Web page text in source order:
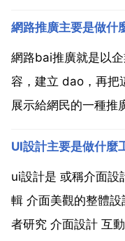
網路bai推廣就是以
容，建立 dao，再把
展示給網民的一種推
際網路bai上建立du
網下品牌可以dao在
UI設計主要是做什麼
ui設計是 或稱介面設
輯 介面美觀的整體
者研究 介面設計 互